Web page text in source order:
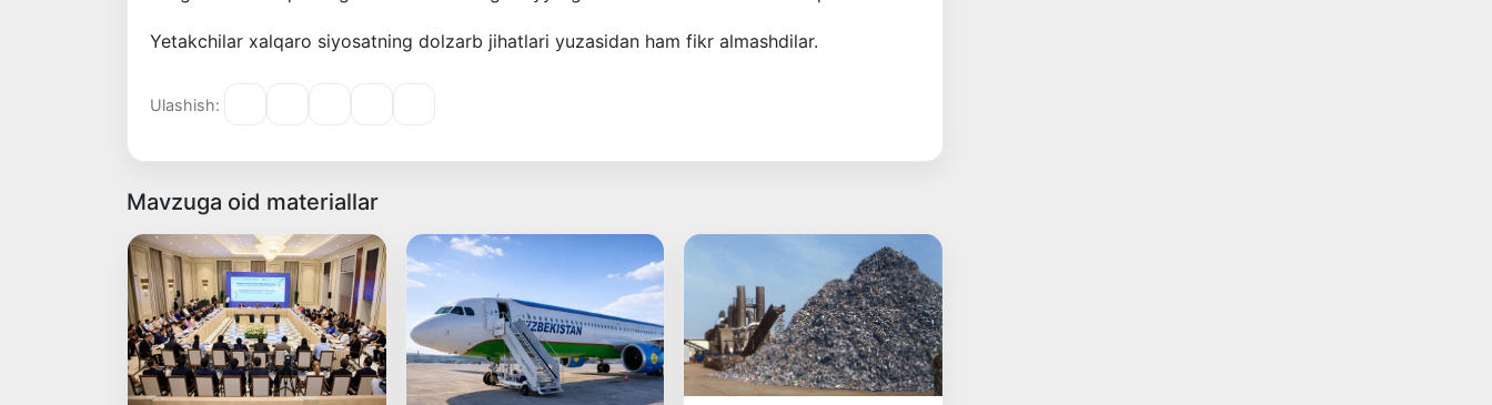
Yetakchilar xalqaro siyosatning dolzarb jihatlari yuzasidan ham fikr almashdilar.
Ulashish:
Mavzuga oid materiallar